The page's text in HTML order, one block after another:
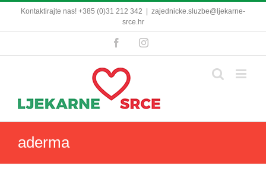
content
Kontaktirajte nas! +385 (0)31 212 342
zajednicke.sluzbe@ljekarne-
srce.hr
FacebookInstagram
aderma